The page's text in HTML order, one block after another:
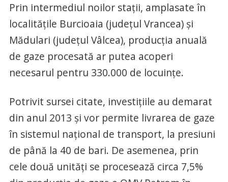
Prin intermediul noilor staţii, amplasate în
localităţile Burcioaia (judeţul Vrancea) şi
Mădulari (judeţul Vâlcea), producţia anuală
de gaze procesată ar putea acoperi
necesarul pentru 330.000 de locuinţe.
Potrivit sursei citate, investiţiile au demarat
din anul 2013 şi vor permite livrarea de gaze
în sistemul naţional de transport, la presiuni
de până la 40 de bari. De asemenea, prin
cele două unităţi se procesează circa 7,5%